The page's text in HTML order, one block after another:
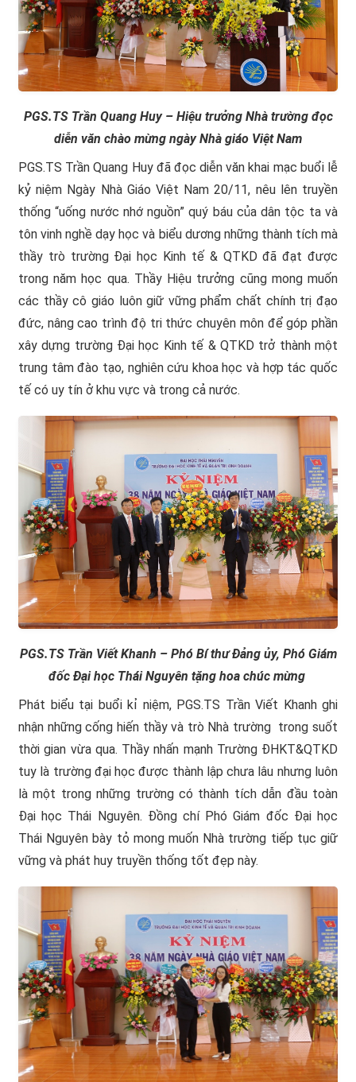
PGS.TS Trần Quang Huy – Hiệu trưởng Nhà trường đọc
diễn văn chào mừng ngày Nhà giáo Việt Nam
PGS.TS Trần Quang Huy đã đọc diễn văn khai mạc buổi lễ
kỷ niệm Ngày Nhà Giáo Việt Nam 20/11, nêu lên truyền
thống “uống nước nhớ nguồn” quý báu của dân tộc ta và
tôn vinh nghề dạy học và biểu dương những thành tích mà
thầy trò trường Đại học Kinh tế & QTKD đã đạt được
trong năm học qua. Thầy Hiệu trưởng cũng mong muốn
các thầy cô giáo luôn giữ vững phẩm chất chính trị đạo
đức, nâng cao trình độ tri thức chuyên môn để góp phần
xây dựng trường Đại học Kinh tế & QTKD trở thành một
trung tâm đào tạo, nghiên cứu khoa học và hợp tác quốc
tế có uy tín ở khu vực và trong cả nước.
PGS.TS Trần Viết Khanh – Phó Bí thư Đảng ủy, Phó Giám
đốc Đại học Thái Nguyên tặng hoa chúc mừng
Phát biểu tại buổi kỉ niệm, PGS.TS Trần Viết Khanh ghi
nhận những cống hiến thầy và trò Nhà trường trong suốt
thời gian vừa qua. Thầy nhấn mạnh Trường ĐHKT&QTKD
tuy là trường đại học được thành lập chưa lâu nhưng luôn
là một trong những trường có thành tích dẫn đầu toàn
Đại học Thái Nguyên. Đồng chí Phó Giám đốc Đại học
Thái Nguyên bày tỏ mong muốn Nhà trường tiếp tục giữ
vững và phát huy truyền thống tốt đẹp này.